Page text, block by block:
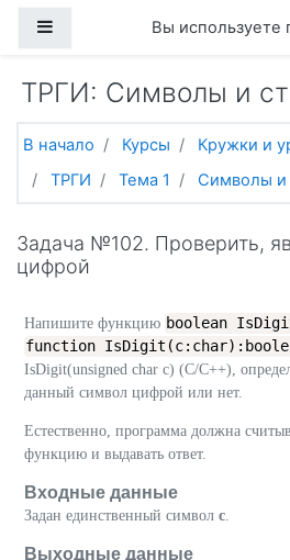
Боковая панельВы используете
ТРГИ: Символы и
В начало Курсы Кружки и
ТРГИ
Тема 1 Символы и
Задача №102. Проверить,
цифрой
Напишите функцию boolean
function
IsDigit(unsigned char c) (C/C++),
данный символ цифрой или нет.
Естественно, программа должна
функцию и выдавать ответ.
Входные данные
Задан единственный символ c.
Выходные данные